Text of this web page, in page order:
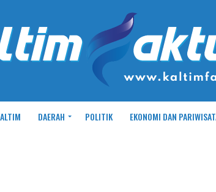
DAERAH POLITIK EKONOMI DAN